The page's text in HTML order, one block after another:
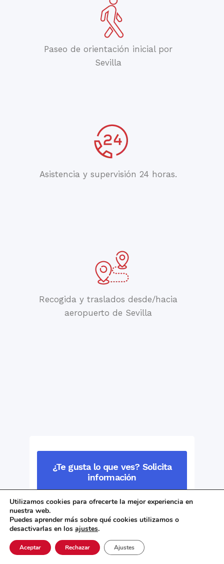
Paseo de orientación inicial por
Sevilla
Asistencia y supervisión 24 horas.
Recogida y traslados desde/hacia
aeropuerto de Sevilla
¿Te gusta lo que ves? Solicita
información
Utilizamos cookies para ofrecerte la mejor experiencia en
nuestra web.
Puedes aprender más sobre qué cookies utilizamos o
desactivarlas en los ajustes.
Aceptar Rechazar Ajustes